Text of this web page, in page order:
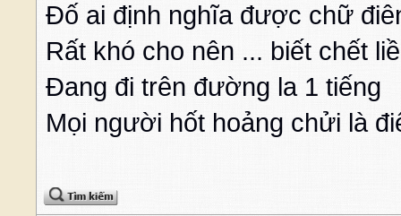
Đố ai định nghĩa được chữ
Rất khó cho nên ... biết chết
Đang đi trên đường la 1 tiếng
Mọi người hốt hoảng chửi là